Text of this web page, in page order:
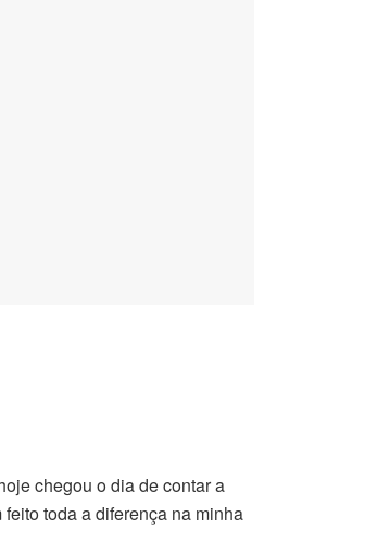
chegou o dia de contar a
toda a diferença na minha